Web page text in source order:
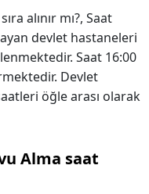
alınır mı?, Saat
devlet hastaneleri
Saat 16:00
Devlet
öğle arası olarak
Alma saat